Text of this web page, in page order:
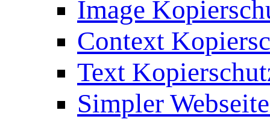
Image
Context
Text
Simpler